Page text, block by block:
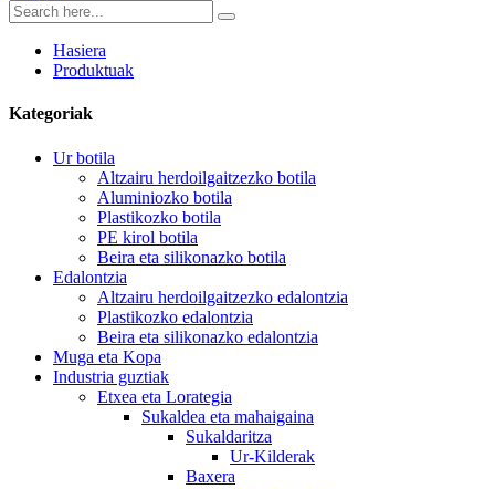
Hasiera
Produktuak
Kategoriak
Ur botila
Altzairu herdoilgaitzezko botila
Aluminiozko botila
Plastikozko botila
PE kirol botila
Beira eta silikonazko botila
Edalontzia
Altzairu herdoilgaitzezko edalontzia
Plastikozko edalontzia
Beira eta silikonazko edalontzia
Muga eta Kopa
Industria guztiak
Etxea eta Lorategia
Sukaldea eta mahaigaina
Sukaldaritza
Ur-Kilderak
Baxera